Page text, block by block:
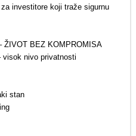
investitore koji traže sigurnu
ŽIVOT BEZ KOMPROMISA
nivo privatnosti
stan